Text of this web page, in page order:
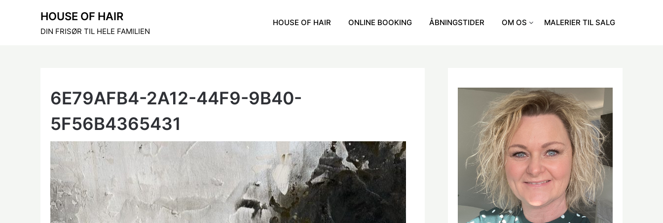
HOUSE OF HAIR
DIN FRISØR TIL HELE FAMILIEN
HOUSE OF HAIR ONLINE BOOKING ÅBNINGSTIDER OM OS MALERIER TIL SALG
6E79AFB4-2A12-44F9-9B40-
5F56B4365431